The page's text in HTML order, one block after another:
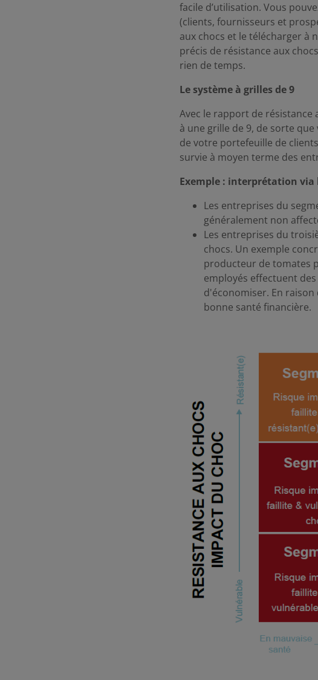
facile d’utilisation. Vous
(clients, fournisseurs et
aux chocs et le télécharger à
précis de résistance aux
rien de temps.
Le système à grilles de 9
Avec le rapport de résistance
à une grille de 9, de sorte
de votre portefeuille de
survie à moyen terme des
Exemple : interprétation via
Les entreprises du
généralement non
Les entreprises du
chocs. Un exemple
producteur de tomates
employés effectuent
d'économiser. En
bonne santé financière.